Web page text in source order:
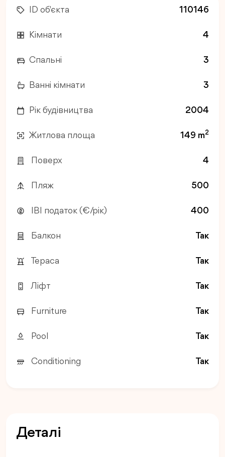
ID об'єкта 110146
Кімнати 4
Спальні 3
Ванні кімнати 3
Рік будівництва 2004
Житлова площа 149 m2
Поверх 4
Пляж 500
IBI податок (€/рік) 400
Балкон Так
Тераса Так
Ліфт Так
Furniture Так
Pool Так
Conditioning Так
Деталі